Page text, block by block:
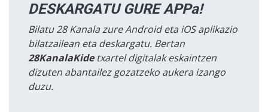
DESKARGATU GURE APPa!
Bilatu 28 Kanala zure Android eta iOS aplikazio
bilatzailean eta deskargatu. Bertan
28KanalaKidetxartel digitalak eskaintzen
dizuten abantailez gozatzeko aukera izango
duzu.